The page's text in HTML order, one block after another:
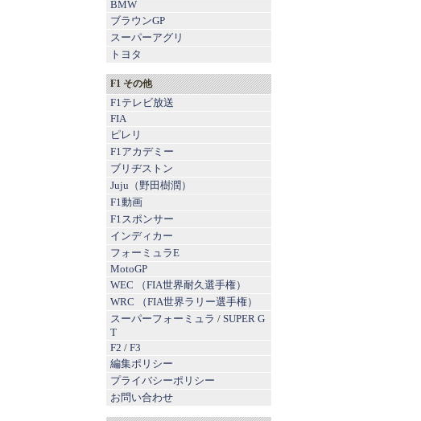
BMW
ブラウンGP
スーパーアグリ
トヨタ
F1 その他
F1テレビ放送
FIA
ピレリ
F1アカデミー
ブリヂストン
Juju（野田樹潤）
F1動画
F1スポンサー
インディカー
フォーミュラE
MotoGP
WEC （FIA世界耐久選手権）
WRC （FIA世界ラリー選手権）
スーパーフォーミュラ / SUPER G
T
F2 / F3
編集ポリシー
プライバシーポリシー
お問い合わせ